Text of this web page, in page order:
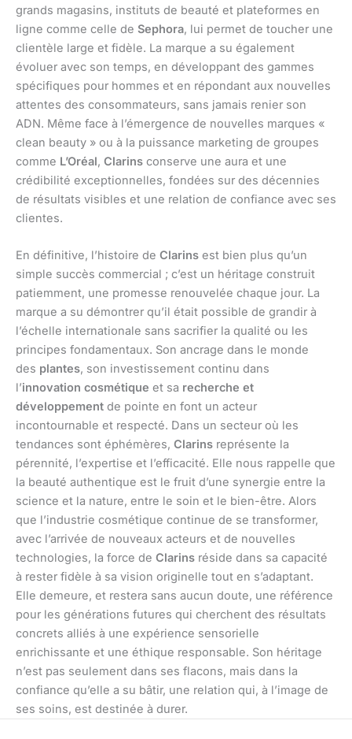
grands magasins, instituts de beauté et plateformes en
ligne comme celle de Sephora, lui permet de toucher une
clientèle large et fidèle. La marque a su également
évoluer avec son temps, en développant des gammes
spécifiques pour hommes et en répondant aux nouvelles
attentes des consommateurs, sans jamais renier son
ADN. Même face à l’émergence de nouvelles marques «
clean beauty » ou à la puissance marketing de groupes
comme L’Oréal, Clarins conserve une aura et une
crédibilité exceptionnelles, fondées sur des décennies
de résultats visibles et une relation de confiance avec ses
clientes.
En définitive, l’histoire de Clarins est bien plus qu’un
simple succès commercial ; c’est un héritage construit
patiemment, une promesse renouvelée chaque jour. La
marque a su démontrer qu’il était possible de grandir à
l’échelle internationale sans sacrifier la qualité ou les
principes fondamentaux. Son ancrage dans le monde
des plantes, son investissement continu dans
l’innovation cosmétique et sa recherche et
développement de pointe en font un acteur
incontournable et respecté. Dans un secteur où les
tendances sont éphémères, Clarins représente la
pérennité, l’expertise et l’efficacité. Elle nous rappelle que
la beauté authentique est le fruit d’une synergie entre la
science et la nature, entre le soin et le bien-être. Alors
que l’industrie cosmétique continue de se transformer,
avec l’arrivée de nouveaux acteurs et de nouvelles
technologies, la force de Clarins réside dans sa capacité
à rester fidèle à sa vision originelle tout en s’adaptant.
Elle demeure, et restera sans aucun doute, une référence
pour les générations futures qui cherchent des résultats
concrets alliés à une expérience sensorielle
enrichissante et une éthique responsable. Son héritage
n’est pas seulement dans ses flacons, mais dans la
confiance qu’elle a su bâtir, une relation qui, à l’image de
ses soins, est destinée à durer.